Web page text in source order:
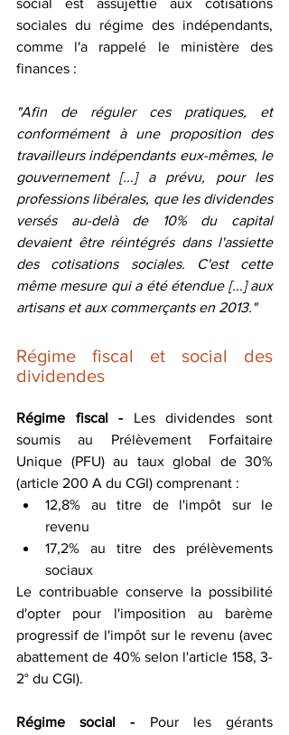
social est assujettie aux cotisations
sociales du régime des indépendants,
comme l'a rappelé le ministère des
finances :
"Afin de réguler ces pratiques, et
conformément à une proposition des
travailleurs indépendants eux-mêmes, le
gouvernement [...] a prévu, pour les
professions libérales, que les dividendes
versés au-delà de 10% du capital
devaient être réintégrés dans l'assiette
des cotisations sociales. C'est cette
même mesure qui a été étendue [...] aux
artisans et aux commerçants en 2013."
Régime fiscal et social des
dividendes
Régime fiscal - Les dividendes sont
soumis au Prélèvement Forfaitaire
Unique (PFU) au taux global de 30%
(article 200 A du CGI) comprenant :
12,8% au titre de l'impôt sur le
revenu
17,2% au titre des prélèvements
sociaux
Le contribuable conserve la possibilité
d'opter pour l'imposition au barème
progressif de l'impôt sur le revenu (avec
abattement de 40% selon l'article 158, 3-
2° du CGI).
Régime social - Pour les gérants